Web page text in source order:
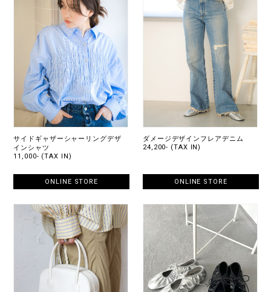
サイドギャザーシャーリングデザ
インシャツ
11,000- (TAX IN)
ONLINE STORE
ダメージデザインフレアデニム
24,200- (TAX IN)
ONLINE STORE